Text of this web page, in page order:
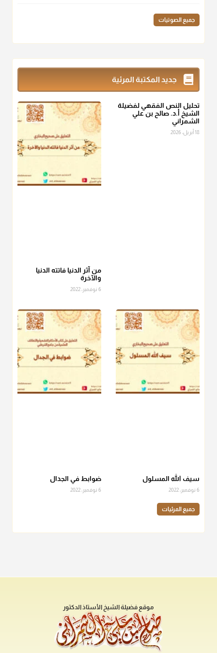
أ.د. صالح الشمراني
المعتدلين غير مقبوضتين ولا مبسوطتين أربع مرات من الرز أو البر
أو التمر أو اللحم
منذ 3 شهر
، فإلم يعلم إلا بعد ذلك لم تجزه لقولهﷺ:
الصاع..فمن شق عليه إخراج الطعام هذه الأيام وأراد إخراج القيمة
أ.د. صالح الشمراني
دفعزكاة الفطرللمسكين القريب صدقة وصلة وهو أفضل من
دفعها للبعيد ولا تغرك مظاهر ووظائف بعض الأقارب فإن
منذ 3 شهر
جميع الصوتيات
جديد المكتبة المرئية
تحليل النص الفقهي لفضيلة
الشيخ أ.د. صالح بن علي
الشمراني
18 أبريل، 2026
من آثر الدنيا فاتته الدنيا
والآخرة
6 نوفمبر، 2022
سيف الله المسلول
6 نوفمبر، 2022
ضوابط في الجدال
6 نوفمبر، 2022
جميع المرئيات
موقع فضيلة الشيخ الأستاذ الدكتور